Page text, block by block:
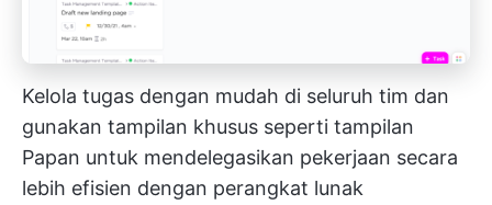
Kelola tugas dengan mudah di seluruh tim dan
gunakan tampilan khusus seperti tampilan
Papan untuk mendelegasikan pekerjaan secara
lebih efisien dengan perangkat lunak